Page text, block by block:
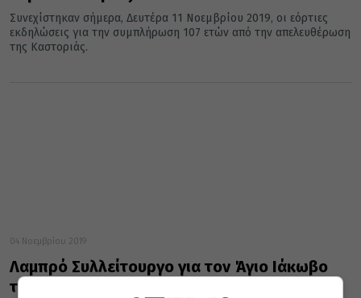
Συνεχίστηκαν σήμερα, Δευτέρα 11 Νοεμβρίου 2019, οι εόρτιες
εκδηλώσεις για την συμπλήρωση 107 ετών από την απελευθέρωση
της Καστοριάς.
04 Νοεμβρίου 2019
Λαμπρό Συλλείτουργο για τον Άγιο Ιάκωβο
τον εκ Καστορίας